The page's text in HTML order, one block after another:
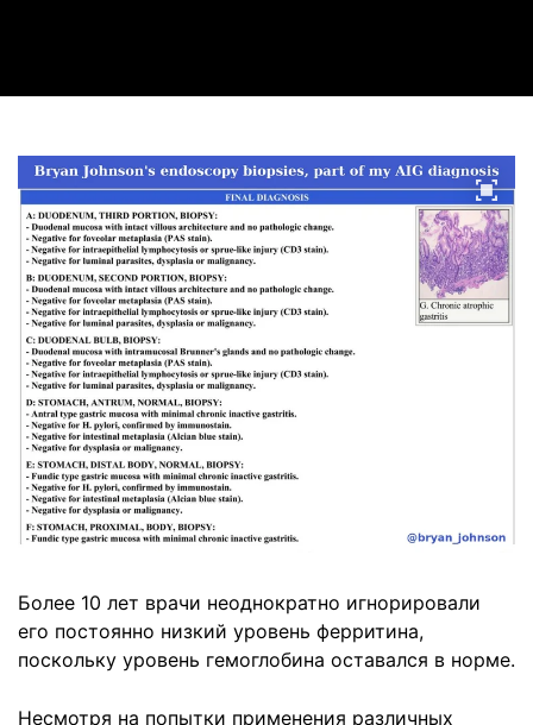
Более 10 лет врачи неоднократно игнорировали
его постоянно низкий уровень ферритина,
поскольку уровень гемоглобина оставался в норме.
Несмотря на попытки применения различных